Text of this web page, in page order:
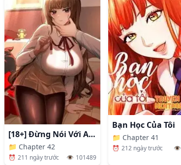
[18+] Đừng Nói Với Ai Ở Trường!
📁 Chapter 42
⏰ 211 ngày trước 👁️ 101489
Bạn Học Của Tôi
📁 Chapter 41
⏰ 212 ngày trước 👁️